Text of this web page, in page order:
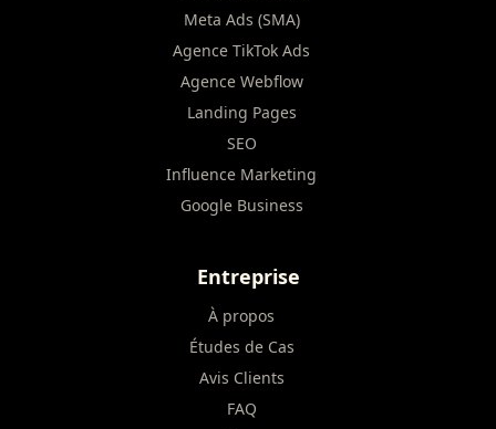
Meta Ads (SMA)
Agence TikTok Ads
Agence Webflow
Landing Pages
SEO
Influence Marketing
Google Business
Entreprise
À propos
Études de Cas
Avis Clients
FAQ